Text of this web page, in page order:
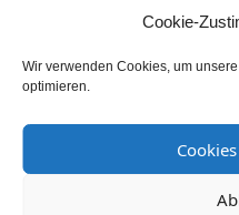
Cookie-
Wir verwenden Cookies, um
optimieren.